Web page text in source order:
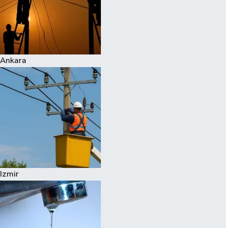
Ankara
Izmir